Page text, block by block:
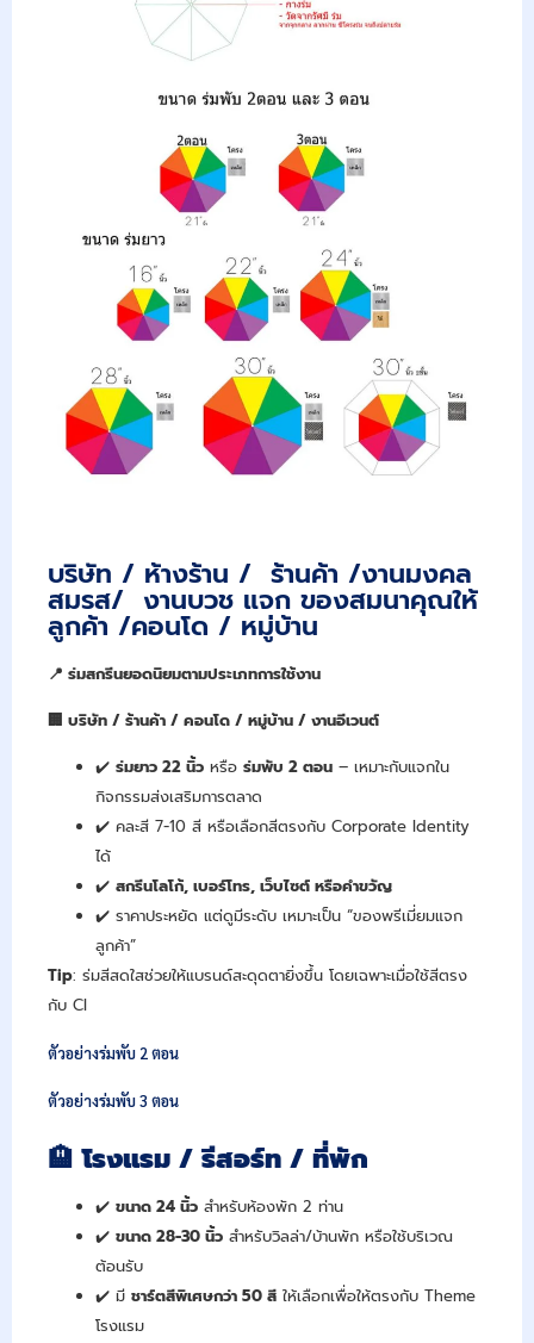
บริษัท / ห้างร้าน / ร้านค้า /งานมงคล
สมรส/ งานบวช แจก ของสมนาคุณให้
ลูกค้า /คอนโด / หมู่บ้าน
📍ร่มสกรีนยอดนิยมตามประเภทการใช้งาน
🏢บริษัท / ร้านค้า / คอนโด / หมู่บ้าน / งานอีเวนต์
✔️ร่มยาว 22นิ้ว หรือร่มพับ 2ตอน – เหมาะกับแจกใน
กิจกรรมส่งเสริมการตลาด
✔️ คละสี 7-10 สี หรือเลือกสีตรงกับ Corporate Identity
ได้
✔️สกรีนโลโก้,เบอร์โทร,เว็บไซต์ หรือคำขวัญ
✔️ ราคาประหยัด แต่ดูมีระดับ เหมาะเป็น “ของพรีเมี่ยมแจก
ลูกค้า”
Tip: ร่มสีสดใสช่วยให้แบรนด์สะดุดตายิ่งขึ้น โดยเฉพาะเมื่อใช้สีตรง
กับ CI
ตัวอย่างร่มพับ 2 ตอน
ตัวอย่างร่มพับ 3 ตอน
🏨โรงแรม / รีสอร์ท / ที่พัก
✔️ขนาด 24นิ้ว สำหรับห้องพัก 2 ท่าน
✔️ขนาด 28-30นิ้ว สำหรับวิลล่า/บ้านพัก หรือใช้บริเวณ
ต้อนรับ
✔️ มีชาร์ตสีพิเศษกว่า 50สี ให้เลือกเพื่อให้ตรงกับ Theme
โรงแรม